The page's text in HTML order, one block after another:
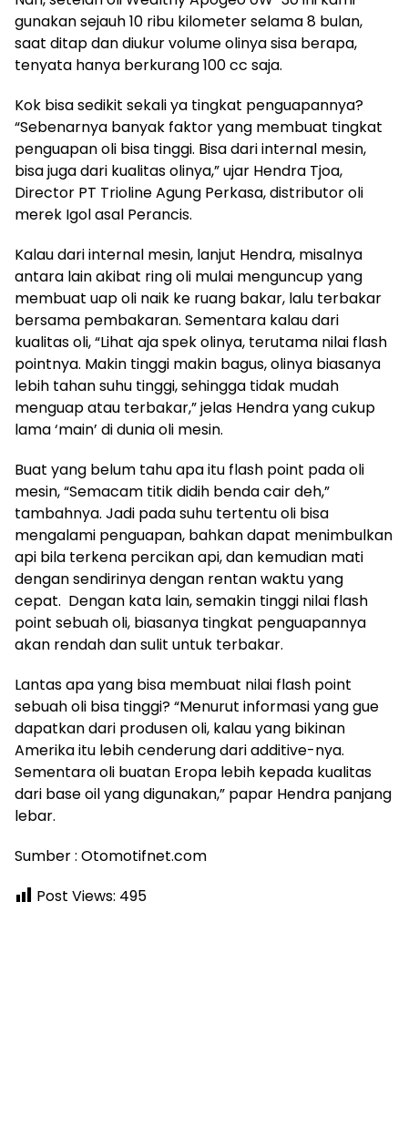
gunakan sejauh 10 ribu kilometer selama 8 bulan,
saat ditap dan diukur volume olinya sisa berapa,
tenyata hanya berkurang 100 cc saja.
Kok bisa sedikit sekali ya tingkat penguapannya?
“Sebenarnya banyak faktor yang membuat tingkat
penguapan oli bisa tinggi. Bisa dari internal mesin,
bisa juga dari kualitas olinya,” ujar Hendra Tjoa,
Director PT Trioline Agung Perkasa, distributor oli
merek Igol asal Perancis.
Kalau dari internal mesin, lanjut Hendra, misalnya
antara lain akibat ring oli mulai menguncup yang
membuat uap oli naik ke ruang bakar, lalu terbakar
bersama pembakaran. Sementara kalau dari
kualitas oli, “Lihat aja spek olinya, terutama nilai flash
pointnya. Makin tinggi makin bagus, olinya biasanya
lebih tahan suhu tinggi, sehingga tidak mudah
menguap atau terbakar,” jelas Hendra yang cukup
lama ‘main’ di dunia oli mesin.
Buat yang belum tahu apa itu flash point pada oli
mesin, “Semacam titik didih benda cair deh,”
tambahnya. Jadi pada suhu tertentu oli bisa
mengalami penguapan, bahkan dapat menimbulkan
api bila terkena percikan api, dan kemudian mati
dengan sendirinya dengan rentan waktu yang
cepat. Dengan kata lain, semakin tinggi nilai flash
point sebuah oli, biasanya tingkat penguapannya
akan rendah dan sulit untuk terbakar.
Lantas apa yang bisa membuat nilai flash point
sebuah oli bisa tinggi? “Menurut informasi yang gue
dapatkan dari produsen oli, kalau yang bikinan
Amerika itu lebih cenderung dari additive-nya.
Sementara oli buatan Eropa lebih kepada kualitas
dari base oil yang digunakan,” papar Hendra panjang
lebar.
Sumber : Otomotifnet.com
Post Views: 495